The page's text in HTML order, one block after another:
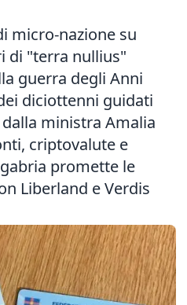
micro-nazione su
di "terra nullius"
guerra degli Anni
diciottenni guidati
ministra Amalia
criptovalute e
promette le
Liberland e Verdis